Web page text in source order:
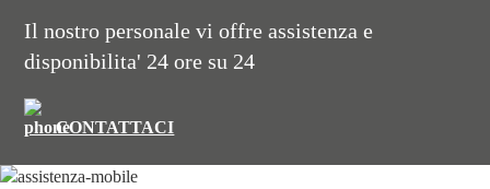
Il nostro personale vi offre assistenza e
disponibilita' 24 ore su 24
CONTATTACI